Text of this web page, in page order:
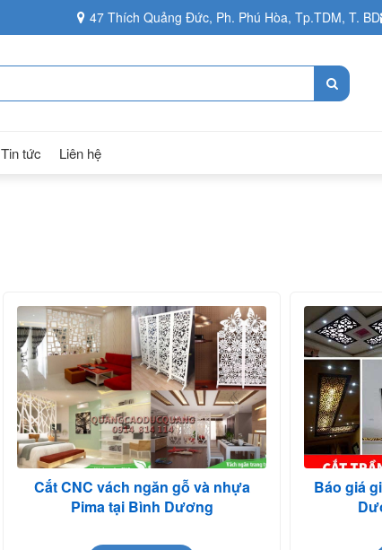
47 Thích Quảng Đức, Ph. Phú Hòa, Tp.TDM, T. BD
Tin tức Liên hệ
Cắt CNC vách ngăn gỗ và nhựa
Pima tại Bình Dương
Báo giá